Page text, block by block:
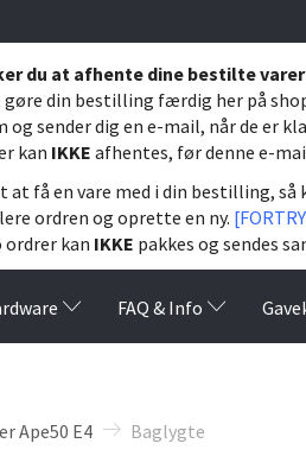
du at afhente dine bestilte varer
gøre din bestilling færdig her på
og sender dig en e-mail, når de er
kan IKKE afhentes, før denne e-
at få en vare med i din bestilling,
ordren og oprette en ny.
ordrer kan IKKE pakkes og sendes
FAQ & Info
Ape50 E4 Baglygte